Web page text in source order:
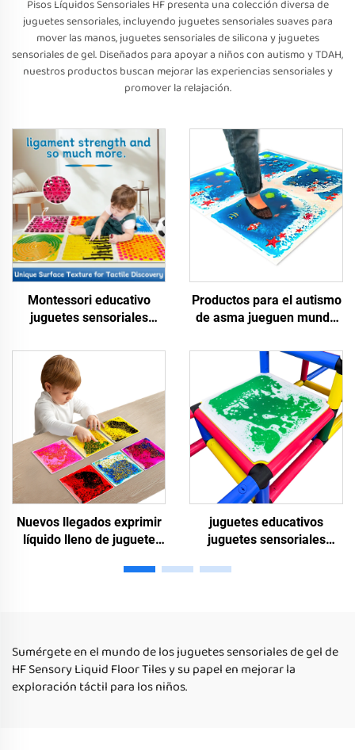
Pisos Líquidos Sensoriales HF presenta una colección diversa de
juguetes sensoriales, incluyendo juguetes sensoriales suaves para
mover las manos, juguetes sensoriales de silicona y juguetes
sensoriales de gel. Diseñados para apoyar a niños con autismo y TDAH,
nuestros productos buscan mejorar las experiencias sensoriales y
promover la relajación.
Montessori educativo
juguetes sensoriales
sensorial azulejos de
suelo niño juego alfombra
juguetes sensoriales para
niños autistas
Productos para el autismo
de asma jueguen mundo
sensorial alfombra de gel
líquido juguetes
sensoriales juguetes para
adultos
Nuevos llegados exprimir
líquido lleno de juguete
sensorial TPU juguetes
juguetes educativos
juguetes sensoriales
líquidos juguetes
Sumérgete en el mundo de los juguetes sensoriales de gel de
HF Sensory Liquid Floor Tiles y su papel en mejorar la
exploración táctil para los niños.